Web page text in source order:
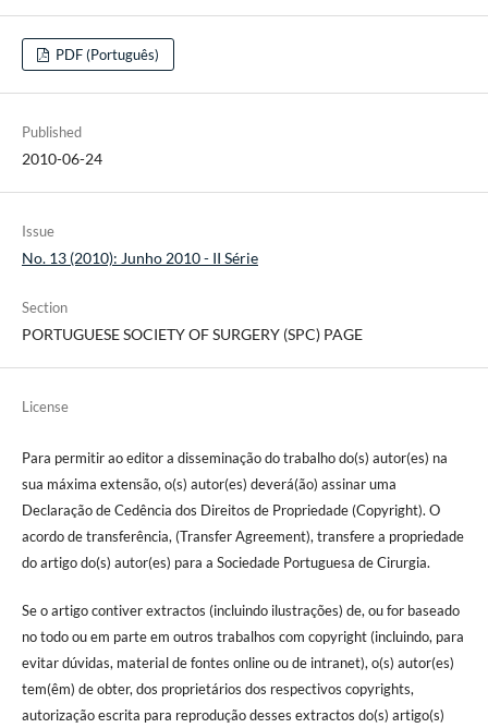
PDF (Português)
Published
2010-06-24
Issue
No. 13 (2010): Junho 2010 - II Série
Section
PORTUGUESE SOCIETY OF SURGERY (SPC) PAGE
License
Para permitir ao editor a disseminação do trabalho do(s) autor(es) na
sua máxima extensão, o(s) autor(es) deverá(ão) assinar uma
Declaração de Cedência dos Direitos de Propriedade (Copyright). O
acordo de transferência, (Transfer Agreement), transfere a propriedade
do artigo do(s) autor(es) para a Sociedade Portuguesa de Cirurgia.
Se o artigo contiver extractos (incluindo ilustrações) de, ou for baseado
no todo ou em parte em outros trabalhos com copyright (incluindo, para
evitar dúvidas, material de fontes online ou de intranet), o(s) autor(es)
tem(êm) de obter, dos proprietários dos respectivos copyrights,
autorização escrita para reprodução desses extractos do(s) artigo(s)